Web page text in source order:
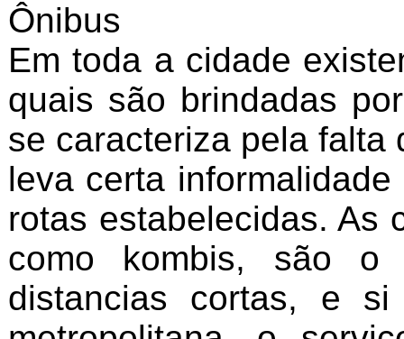
Ônibus
Em toda a cidade
quais são brindadas
se caracteriza pela falta
leva certa
rotas estabelecidas. As
como kombis, são o
distancias cortas, e